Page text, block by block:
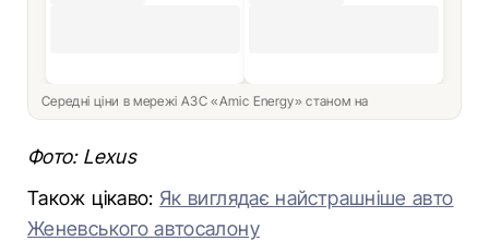
Середні ціни в мережі АЗС «Amic Energy» станом на
Фото: Lexus
Також цікаво: Як виглядає найстрашніше авто
Женевського автосалону